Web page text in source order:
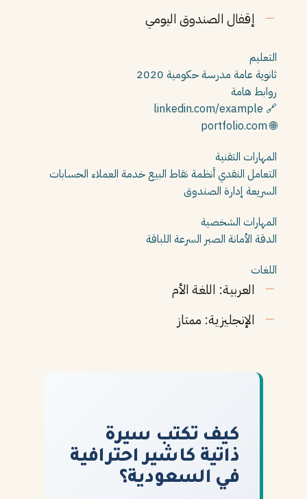
إقفال الصندوق اليومي
التعليم
ثانوية عامة مدرسة حكومية 2020
روابط هامة
🔗 linkedin.com/example
🌐 portfolio.com
المهارات التقنية
التعامل النقديأنظمة نقاط البيعخدمة العملاء الحسابات
السريعة إدارة الصندوق
المهارات الشخصية
الدقة الأمانة الصبر السرعة اللباقة
اللغات
العربية: اللغة الأم
الإنجليزية: ممتاز
كيف تكتب سيرة
ذاتية كاشير احترافية
في السعودية؟